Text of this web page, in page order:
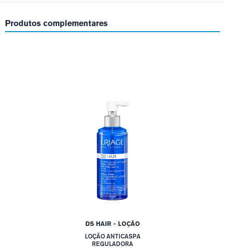
Produtos complementares
DS HAIR - LOÇÃO
LOÇÃO ANTICASPA
REGULADORA